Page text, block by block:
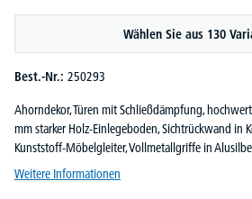
Wählen Sie aus 130
Best.-Nr.: 250293
Ahorndekor, Türen mit Schließdämpfung,
mm starker Holz-Einlegeboden, Sichtrückwand in
Kunststoff-Möbelgleiter, Vollmetallgriffe in
Weitere Informationen